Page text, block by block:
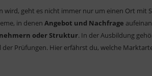
wird, geht es nicht immer nur um einen Ort mit
in denen Angebot und Nachfrage
oder Struktur. In der Ausbildung
der Prüfungen. Hier erfährst du, welche